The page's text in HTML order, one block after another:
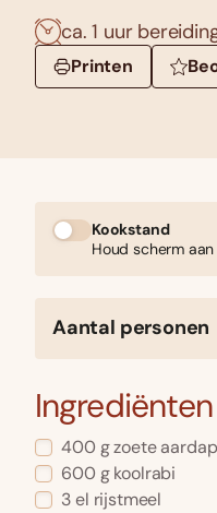
ca. 1 uur
Printen
Kookstand
Houd scherm
Aantal personen
Ingrediënten
400 gzoete
600 g koolrabi
3el rijstmeel